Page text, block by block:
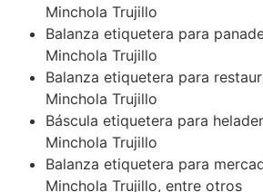
Minchola Trujillo
Balanza etiquetera para
Minchola Trujillo
Balanza etiquetera para
Minchola Trujillo
Báscula etiquetera para
Minchola Trujillo
Balanza etiquetera para
Minchola Trujillo, entre otros